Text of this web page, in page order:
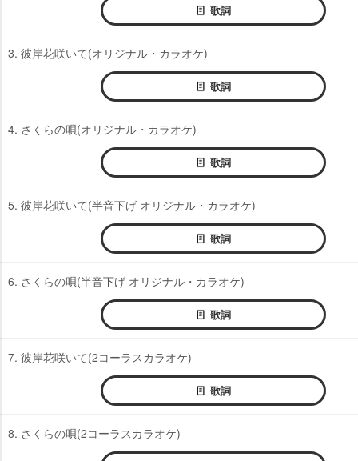
歌詞
3. 彼岸花咲いて(オリジナル・カラオケ)
歌詞
4. さくらの唄(オリジナル・カラオケ)
歌詞
5. 彼岸花咲いて(半音下げ オリジナル・カラオケ)
歌詞
6. さくらの唄(半音下げ オリジナル・カラオケ)
歌詞
7. 彼岸花咲いて(2コーラスカラオケ)
歌詞
8. さくらの唄(2コーラスカラオケ)